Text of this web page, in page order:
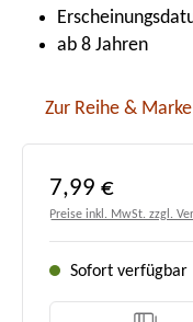
ab 8 Jahren
Zur Reihe & Marke
Regulärer Preis:
7,99 €
Preise inkl. MwSt. zzgl.
Sofort verfügbar